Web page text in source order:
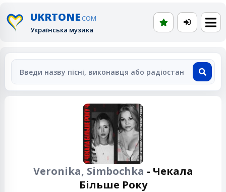
UKRTONE.COM
Українська музика
Veronika, Simbochka - Чекала
Більше Року